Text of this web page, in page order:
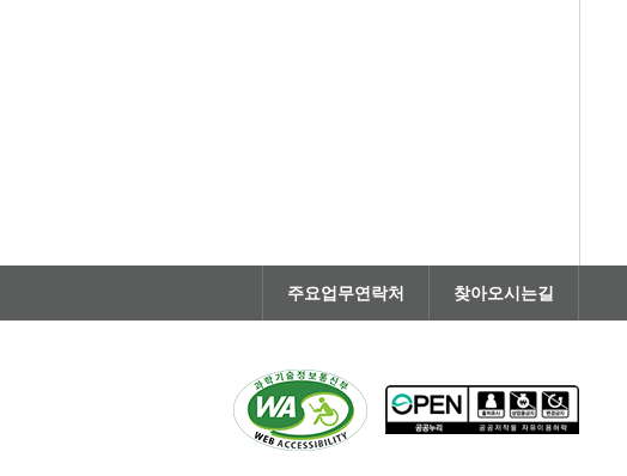
주요업무연락처 찾아오시는길